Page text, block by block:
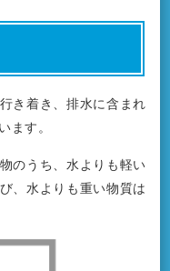
き着き、排水に含まれ
ます。
のうち、水よりも軽い
、水よりも重い物質は